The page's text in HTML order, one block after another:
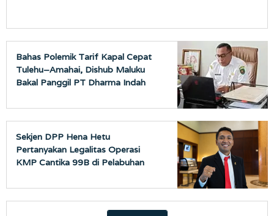
Bahas Polemik Tarif Kapal Cepat
Tulehu–Amahai, Dishub Maluku
Bakal Panggil PT Dharma Indah
Sekjen DPP Hena Hetu
Pertanyakan Legalitas Operasi
KMP Cantika 99B di Pelabuhan